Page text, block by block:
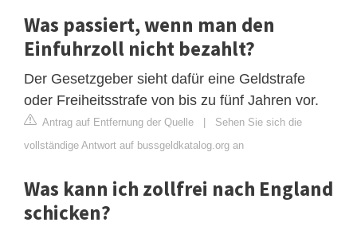
Was passiert, wenn man den
Einfuhrzoll nicht bezahlt?
Der Gesetzgeber sieht dafür eine Geldstrafe
oder Freiheitsstrafe von bis zu fünf Jahren vor.
Antrag auf Entfernung der Quelle | Sehen Sie sich die
vollständige Antwort auf bussgeldkatalog.org an
Was kann ich zollfrei nach England
schicken?